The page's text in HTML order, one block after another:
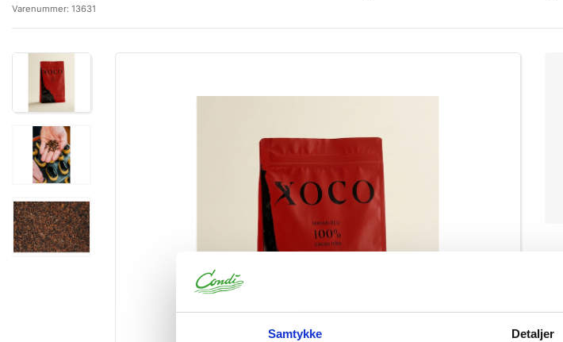
Samtykke Detaljer
Varenummer: 13631